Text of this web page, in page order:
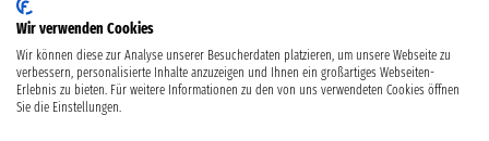
Wir verwenden Cookies
Wir können diese zur Analyse unserer Besucherdaten platzieren, um unsere Webseite zu
verbessern, personalisierte Inhalte anzuzeigen und Ihnen ein großartiges Webseiten-
Erlebnis zu bieten. Für weitere Informationen zu den von uns verwendeten Cookies öffnen
Sie die Einstellungen.